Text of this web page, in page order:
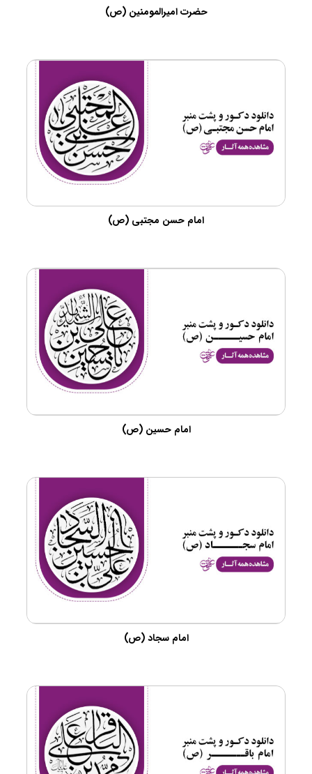
حضرت امیرالمومنین (ص)
امام حسن مجتبی (ص)
امام حسین (ص)
امام سجاد (ص)